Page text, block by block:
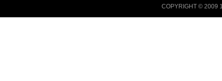
COPYRIGHT © 2009